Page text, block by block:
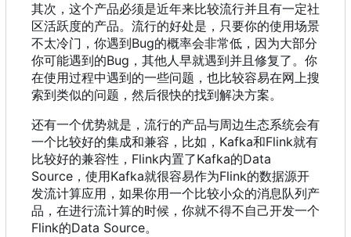
其次 ， 这个产品必须是近年来比较流行并且有一定社
区活跃度的产品。流行的好处是 ， 只要你的使用场景
不太冷门 ， 你遇到Bug的概率会非常低 ， 因为大部分
你可能遇到的Bug ， 其他人早就遇到并且修复了。你
在使用过程中遇到的一些问题 ， 也比较容易在网上搜
索到类似的问题 ， 然后很快的找到解决方案。
还有一个优势就是 ， 流行的产品与周边生态系统会有
一个比较好的集成和兼容 ， 比如 ， Kafka和Flink就有
比较好的兼容性 ， Flink内置了Kafka的Data
Source ， 使用Kafka就很容易作为Flink的数据源开
发流计算应用 ， 如果你用一个比较小众的消息队列产
品 ， 在进行流计算的时候 ， 你就不得不自己开发一个
Flink的Data Source。